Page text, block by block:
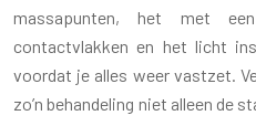
massapunten, het met
contactvlakken en het licht
voordat je alles weer vastzet.
zo’n behandeling niet alleen de